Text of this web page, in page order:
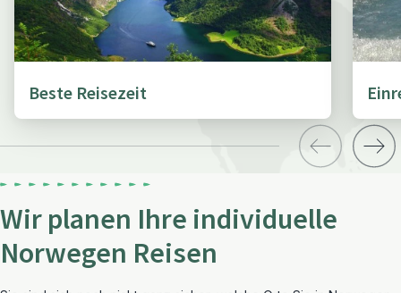
Beste Reisezeit
Wir planen Ihre individuelle
Norwegen Reisen